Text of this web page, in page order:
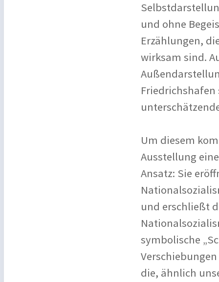
und ohne
Erzählungen,
wirksam sind.
Friedrichshafen
Um diesem
Ausstellung
Ansatz: Sie
und erschließt
symbolische
die, ähnlich